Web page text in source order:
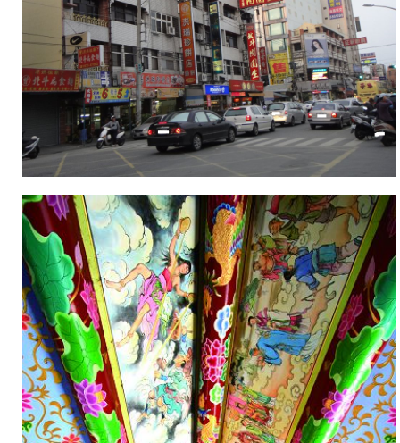
史
建
築
道
處
令
人
驚
豔。